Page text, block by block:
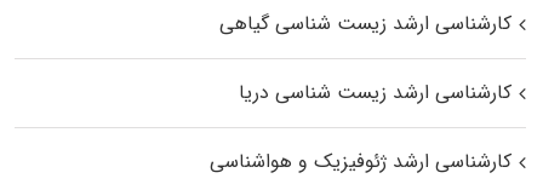
کارشناسی ارشد زیست‌ شناسی گیاهی
کارشناسی ارشد زیست‌ شناسی دریا
کارشناسی ارشد ژئوفیزیک و هواشناسی